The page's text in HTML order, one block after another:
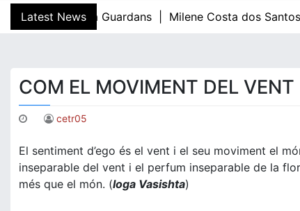
Latest NewsTeresa Guardans | Milene Costa dos Santos
COM EL MOVIMENT DEL
cetr05
El sentiment d’ego és el vent i el seu moviment el
inseparable del vent i el perfum inseparable de la
més que el món. (Ioga Vasishta)